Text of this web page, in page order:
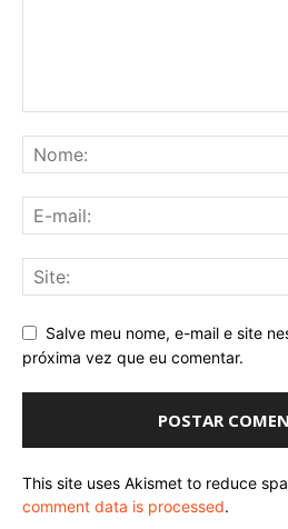
Salve meu nome, e-mail e site
próxima vez que eu comentar.
This site uses Akismet to reduce
comment data is processed.